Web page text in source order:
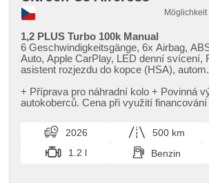
1,2 PLUS Turbo 100k Manual
6 Geschwindigkeitsgänge, 6x Airbag,
Auto, Apple CarPlay, LED denní svícení,
asistent rozjezdu do kopce (HSA),
Zentralverriegelung mit
Zentralverriegelung,
štít, 2-Zonen Klimaanlage, Teilbare
Seitenscheiben, El. Vorderscheiben, El.
Spiegel, hands free, Uhr Spur,
Klimaanlage, Handgetriebe,
​+ Příprava pro náhradní kolo ​+ Povinná
autokoberců. Cena při využití financování
2026 500 km
1.2 l
Benzin